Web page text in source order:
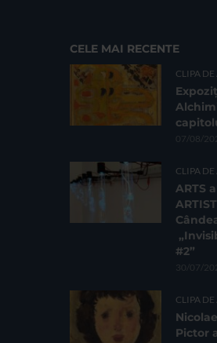
CELE MAI RECENTE
CLIPA DE
07/08/
CLIPA DE
ARTS
#2”
30/07/
CLIPA DE
Pictor